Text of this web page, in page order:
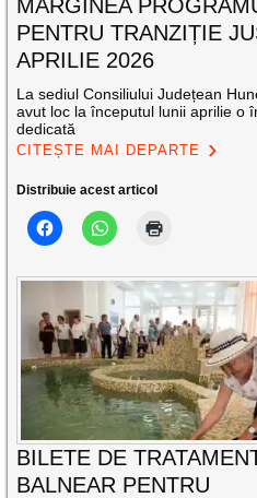
MARGINEA
PENTRU TRANZIȚIE
APRILIE 2026
La sediul Consiliului Județean
avut loc la începutul lunii aprilie o
dedicată
CITEȘTE MAI DEPARTE
Distribuie acest articol
BILETE DE
BALNEAR PENTRU